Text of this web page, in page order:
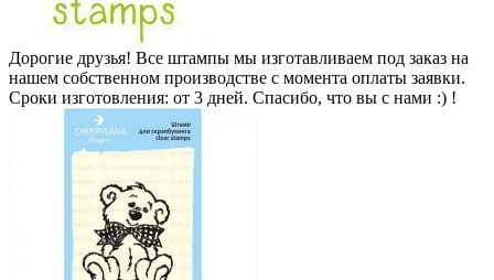
Дорогие друзья! Все штампы мы изготавливаем под заказ на
нашем собственном производстве с момента оплаты заявки.
Сроки изготовления: от 3 дней. Спасибо, что вы с нами :) !